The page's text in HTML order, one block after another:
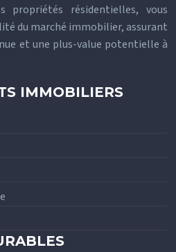
propriétés résidentielles, vous
du marché immobilier, assurant
et une plus-value potentielle à
IMMOBILIERS